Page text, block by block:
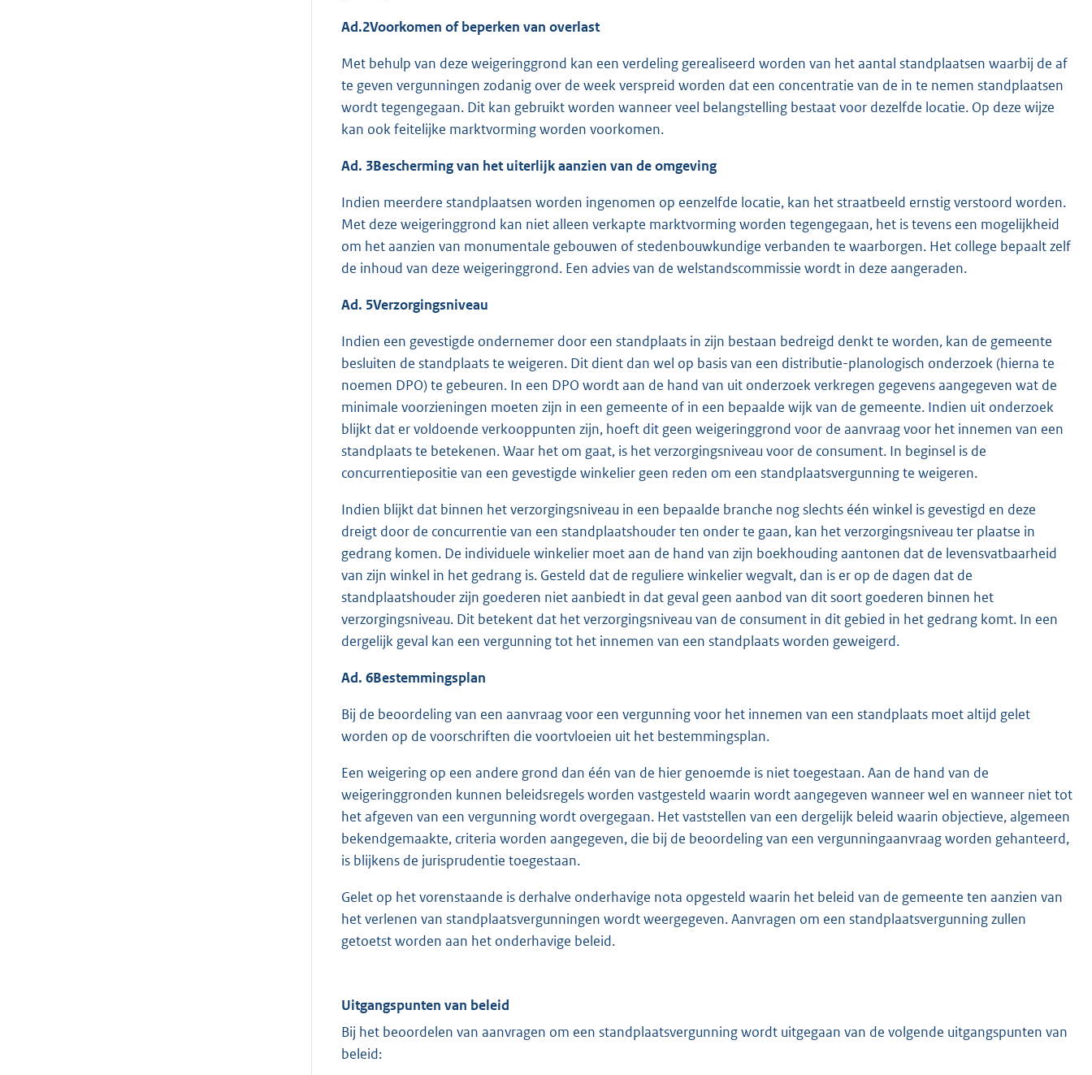
Ad.2Voorkomen of beperken van overlast
Met behulp van deze weigeringgrond kan een verdeling gerealiseerd worden van het aantal standplaatsen waarbij de af
te geven vergunningen zodanig over de week verspreid worden dat een concentratie van de in te nemen standplaatsen
wordt tegengegaan. Dit kan gebruikt worden wanneer veel belangstelling bestaat voor dezelfde locatie. Op deze wijze
kan ook feitelijke marktvorming worden voorkomen.
Ad. 3Bescherming van het uiterlijk aanzien van de omgeving
Indien meerdere standplaatsen worden ingenomen op eenzelfde locatie, kan het straatbeeld ernstig verstoord worden.
Met deze weigeringgrond kan niet alleen verkapte marktvorming worden tegengegaan, het is tevens een mogelijkheid
om het aanzien van monumentale gebouwen of stedenbouwkundige verbanden te waarborgen. Het college bepaalt zelf
de inhoud van deze weigeringgrond. Een advies van de welstandscommissie wordt in deze aangeraden.
Ad. 5Verzorgingsniveau
Indien een gevestigde ondernemer door een standplaats in zijn bestaan bedreigd denkt te worden, kan de gemeente
besluiten de standplaats te weigeren. Dit dient dan wel op basis van een distributie-planologisch onderzoek (hierna te
noemen DPO) te gebeuren. In een DPO wordt aan de hand van uit onderzoek verkregen gegevens aangegeven wat de
minimale voorzieningen moeten zijn in een gemeente of in een bepaalde wijk van de gemeente. Indien uit onderzoek
blijkt dat er voldoende verkooppunten zijn, hoeft dit geen weigeringgrond voor de aanvraag voor het innemen van een
standplaats te betekenen. Waar het om gaat, is het verzorgingsniveau voor de consument. In beginsel is de
concurrentiepositie van een gevestigde winkelier geen reden om een standplaatsvergunning te weigeren.
Indien blijkt dat binnen het verzorgingsniveau in een bepaalde branche nog slechts één winkel is gevestigd en deze
dreigt door de concurrentie van een standplaatshouder ten onder te gaan, kan het verzorgingsniveau ter plaatse in
gedrang komen. De individuele winkelier moet aan de hand van zijn boekhouding aantonen dat de levensvatbaarheid
van zijn winkel in het gedrang is. Gesteld dat de reguliere winkelier wegvalt, dan is er op de dagen dat de
standplaatshouder zijn goederen niet aanbiedt in dat geval geen aanbod van dit soort goederen binnen het
verzorgingsniveau. Dit betekent dat het verzorgingsniveau van de consument in dit gebied in het gedrang komt. In een
dergelijk geval kan een vergunning tot het innemen van een standplaats worden geweigerd.
Ad. 6Bestemmingsplan
Bij de beoordeling van een aanvraag voor een vergunning voor het innemen van een standplaats moet altijd gelet
worden op de voorschriften die voortvloeien uit het bestemmingsplan.
Een weigering op een andere grond dan één van de hier genoemde is niet toegestaan. Aan de hand van de
weigeringgronden kunnen beleidsregels worden vastgesteld waarin wordt aangegeven wanneer wel en wanneer niet tot
het afgeven van een vergunning wordt overgegaan. Het vaststellen van een dergelijk beleid waarin objectieve, algemeen
bekendgemaakte, criteria worden aangegeven, die bij de beoordeling van een vergunningaanvraag worden gehanteerd,
is blijkens de jurisprudentie toegestaan.
Gelet op het vorenstaande is derhalve onderhavige nota opgesteld waarin het beleid van de gemeente ten aanzien van
het verlenen van standplaatsvergunningen wordt weergegeven. Aanvragen om een standplaatsvergunning zullen
getoetst worden aan het onderhavige beleid.
Uitgangspunten van beleid
Bij het beoordelen van aanvragen om een standplaatsvergunning wordt uitgegaan van de volgende uitgangspunten van
beleid: